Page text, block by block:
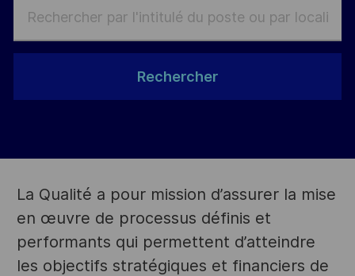
Rechercher
La Qualité a pour mission d’assurer la mise
en œuvre de processus définis et
performants qui permettent d’atteindre
les objectifs stratégiques et financiers de